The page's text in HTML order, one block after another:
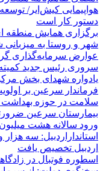
هواپیمایی کیش‌ایر/
دستور کار است
برگزاری همایش منطقه
شهر و روستا به
عوارض سرمایه‌گذاری
سروری رئیس جدید
یادواره شهدای بخش
فرماندار سرعین بر
سلامت در حوزه بهداشت
بیمارستان سرعین
ورود سالانه هشت
اردبیل تخصیص یافت
اسطوره فوتبال در